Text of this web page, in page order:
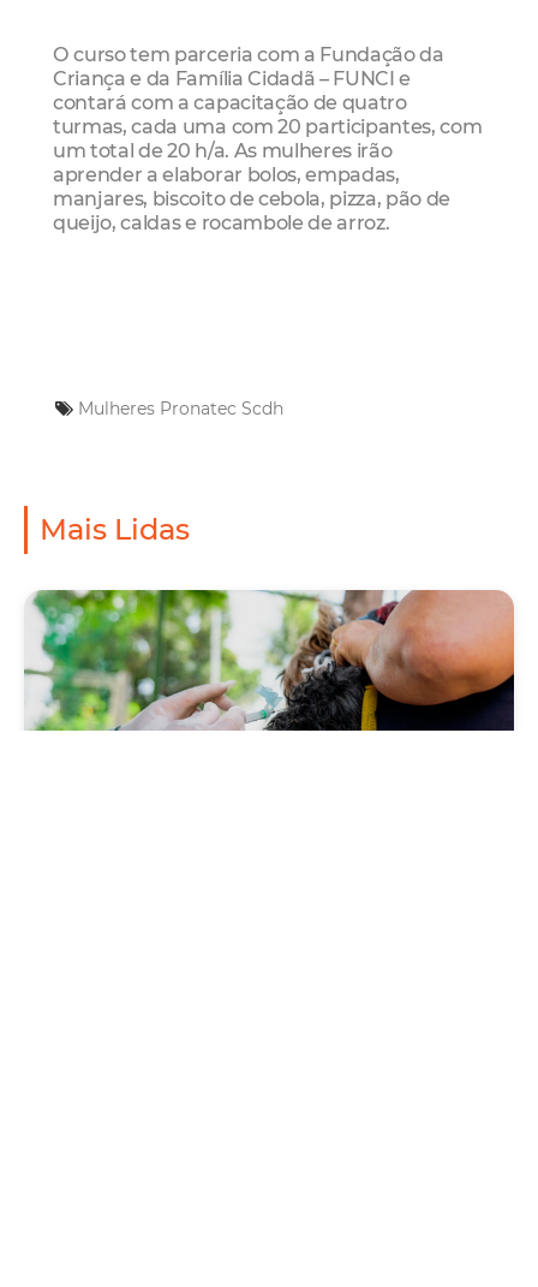
O curso tem parceria com a Fundação da
Criança e da Família Cidadã – FUNCI e
contará com a capacitação de quatro
turmas, cada uma com 20 participantes, com
um total de 20 h/a. As mulheres irão
aprender a elaborar bolos, empadas,
manjares, biscoito de cebola, pizza, pão de
queijo, caldas e rocambole de arroz.
Mulheres Pronatec Scdh
Mais Lidas